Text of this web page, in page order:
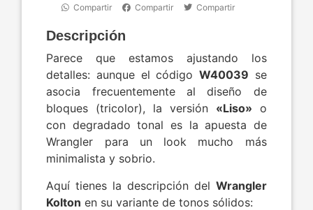
Compartir Compartir Compartir
Descripción
Parece que estamos ajustando los
detalles: aunque el código W40039 se
asocia frecuentemente al diseño de
bloques (tricolor), la versión «Liso» o
con degradado tonal es la apuesta de
Wrangler para un look mucho más
minimalista y sobrio.
Aquí tienes la descripción del Wrangler
Kolton en su variante de tonos sólidos: